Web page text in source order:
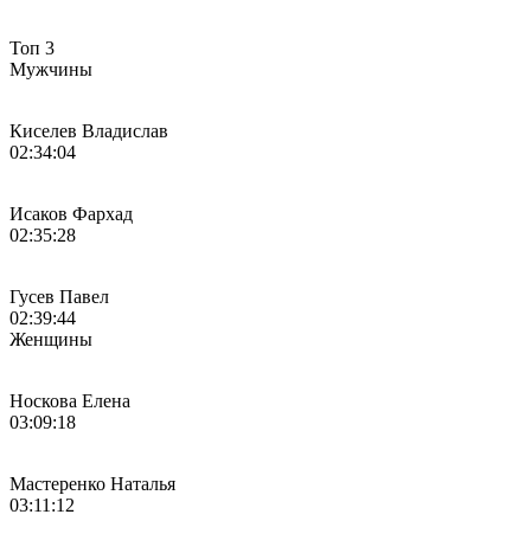
Топ 3
Мужчины
Киселев Владислав
02:34:04
Исаков Фархад
02:35:28
Гусев Павел
02:39:44
Женщины
Носкова Елена
03:09:18
Мастеренко Наталья
03:11:12